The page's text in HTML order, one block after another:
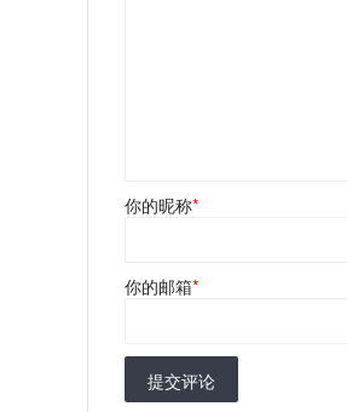
你的昵称*
你的邮箱*
提交评论